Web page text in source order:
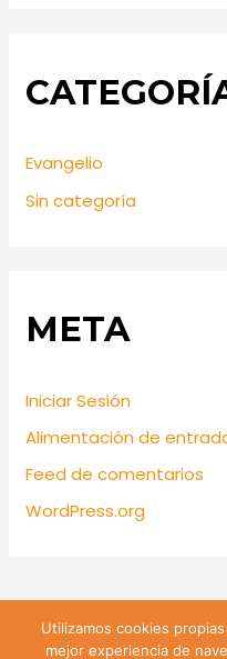
Evangelio
Sin categoría
META
Iniciar Sesión
Alimentación de
Feed de comentarios
WordPress.org
Lira 428 Santiago de
Utilizamos cookies
mejor experiencia de